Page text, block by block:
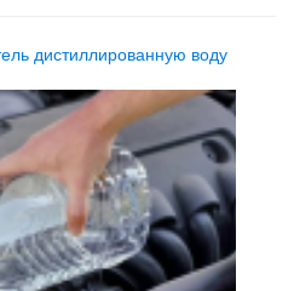
дистиллированную воду